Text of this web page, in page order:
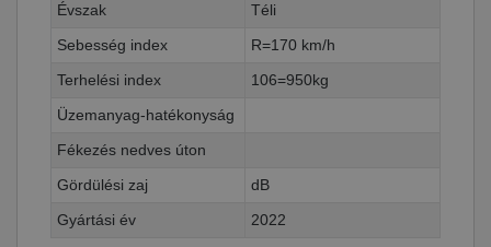
Évszak
Téli
Sebesség index
R=170 km/h
Terhelési index
106=950kg
Üzemanyag-hatékonyság
Fékezés nedves úton
Gördülési zaj
dB
Gyártási év
2022